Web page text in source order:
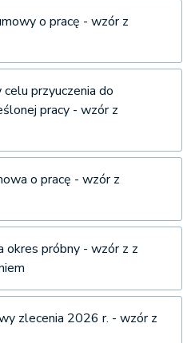
o pracę - wzór z
przyuczenia do
pracy - wzór z
o pracę - wzór z
okres próbny - wzór z z
zlecenia 2026 r. - wzór z